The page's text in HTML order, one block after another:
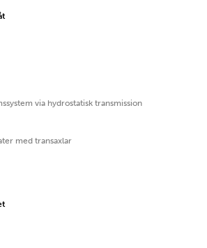
med transaxlar
via hydrostatisk transmission